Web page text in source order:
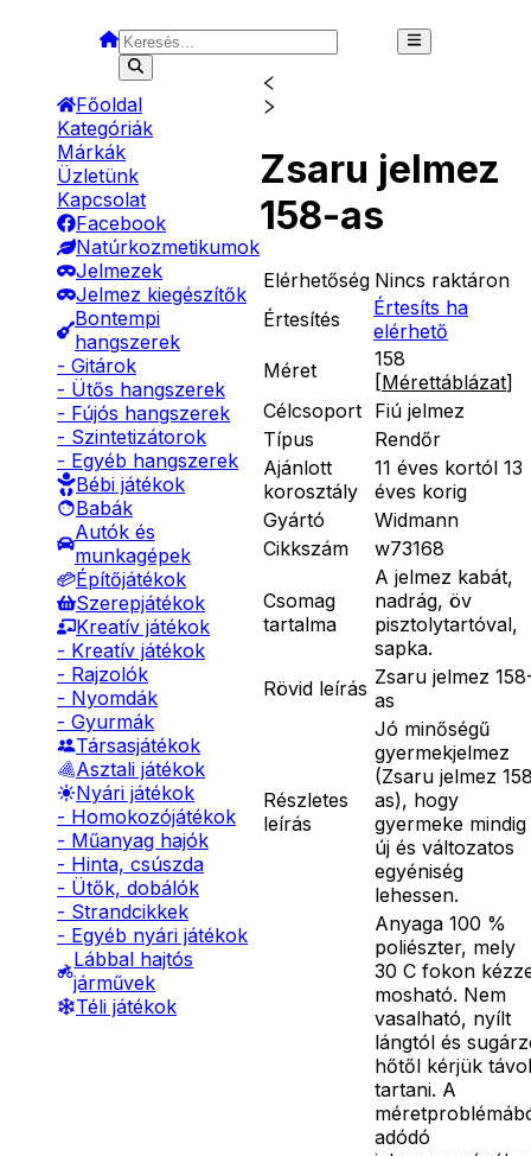
Főoldal
Kategóriák
Márkák
Üzletünk
Kapcsolat
Facebook
Natúrkozmetikumok
Jelmezek
Jelmez kiegészítők
Bontempi
hangszerek
- Gitárok
- Ütős hangszerek
- Fújós hangszerek
- Szintetizátorok
- Egyéb hangszerek
Bébi játékok
Babák
Autók és
munkagépek
Építőjátékok
Szerepjátékok
Kreatív játékok
- Kreatív játékok
- Rajzolók
- Nyomdák
- Gyurmák
Társasjátékok
Asztali játékok
Nyári játékok
- Homokozójátékok
- Műanyag hajók
- Hinta, csúszda
- Ütők, dobálók
- Strandcikkek
- Egyéb nyári játékok
Lábbal hajtós
járművek
Téli játékok
Zsaru jelmez
158-as
Elérhetőség Nincs raktáron
Értesítés
Értesíts ha
elérhető
Méret
158
[Mérettáblázat]
Célcsoport Fiú jelmez
Típus
Rendőr
Ajánlott
korosztály
11 éves kortól 13
éves korig
Gyártó
Widmann
Cikkszám
w73168
Csomag
tartalma
A jelmez kabát,
nadrág, öv
pisztolytartóval,
sapka.
Rövid leírás Zsaru jelmez
as
Részletes
leírás
Jó minőségű
gyermekjelmez
(Zsaru jelmez
as), hogy
gyermeke mindig
új és változatos
egyéniség
lehessen.
Anyaga 100 %
poliészter, mely
30 C fokon
mosható. Nem
vasalható, nyílt
lángtól és
hőtől kérjük távol
tartani. A
adódó